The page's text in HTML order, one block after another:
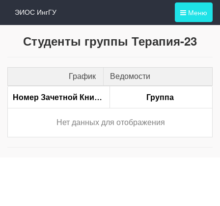
Меню
ЭИОС ИнгГУ
Студенты группы Терапия-23
График Ведомости
Номер Зачетной Книжки Группа
Нет данных для отображения